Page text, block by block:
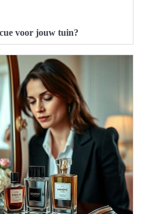
voor jouw tuin?